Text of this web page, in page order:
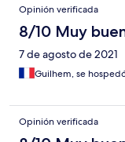
Opinión verificada
8/10 Muy
7 de agosto de 2021
Guilhem, se
Opinión verificada